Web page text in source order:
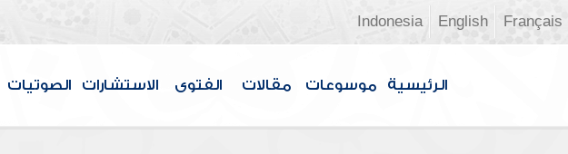
Français
English
Indonesia
الرئيسية موسوعات مقالات الفتوى الاستشارات الصوتيات